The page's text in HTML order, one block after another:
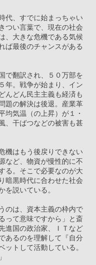
代、すでに始まっちゃい
つい言葉で、現在の社会
、大きな危機である気候
ば最後のチャンスがある
翻訳され、５０万部を
年。戦争が始まり、イン
んどん民主主義も経済も
題の解決は後退。産業革
均気温（の上昇）が１・
、干ばつなどの被害も甚
機はもう後戻りできない
など、物資が慢性的に不
る。そこで必要なのが大
暗黒時代に合わせた社会
を説いている。
のは、資本主義の枠内で
って意味ですから」と斎
進国の政治家、ＩＴなど
あるのを理解して『自分
ットして活動している。